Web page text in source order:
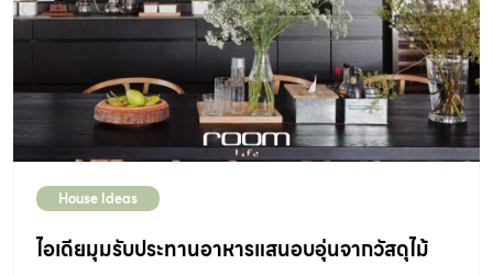
House Ideas
ไอเดียมุมรับประทานอาหารแสนอบอุ่นจากวัสดุไม้